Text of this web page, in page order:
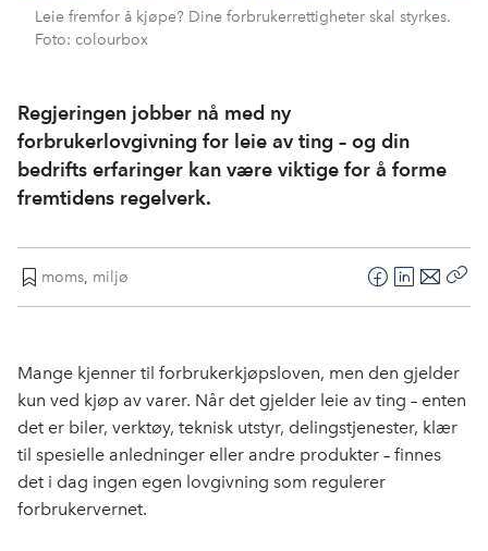
Leie fremfor å kjøpe? Dine forbrukerrettigheter skal styrkes.
Foto: colourbox
Regjeringen jobber nå med ny
forbrukerlovgivning for leie av ting – og din
bedrifts erfaringer kan være viktige for å forme
fremtidens regelverk.
moms miljø
F
a
e
L
i
k
d
E
-
o
Mange kjenner til forbrukerkjøpsloven, men den gjelder
kun ved kjøp av varer. Når det gjelder leie av ting – enten
det er biler, verktøy, teknisk utstyr, delingstjenester, klær
til spesielle anledninger eller andre produkter – finnes
det i dag ingen egen lovgivning som regulerer
forbrukervernet.